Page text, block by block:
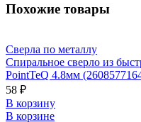
Похожие товары
Сверла по металлу
Спиральное сверло из
PointTeQ 4.8мм
58 ₽
В корзину
В корзине